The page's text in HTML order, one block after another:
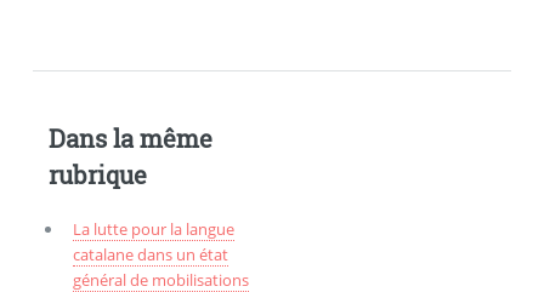
Dans la même
rubrique
La lutte pour la langue
catalane dans un état
général de mobilisations